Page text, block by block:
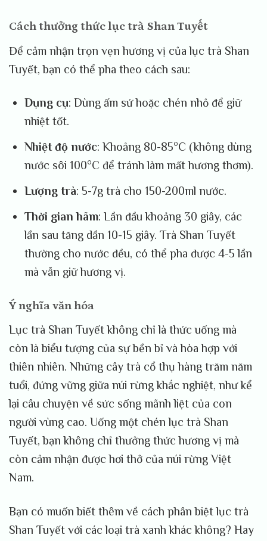
Cách thưởng thức lục trà Shan Tuyết
Để cảm nhận trọn vẹn hương vị của lục trà Shan
Tuyết, bạn có thể pha theo cách sau:
Dụng cụ: Dùng ấm sứ hoặc chén nhỏ để giữ
nhiệt tốt.
Nhiệt độ nước: Khoảng 80-85°C (không dùng
nước sôi 100°C để tránh làm mất hương thơm).
Lượng trà: 5-7g trà cho 150-200ml nước.
Thời gian hãm: Lần đầu khoảng 30 giây, các
lần sau tăng dần 10-15 giây. Trà Shan Tuyết
thường cho nước đều, có thể pha được 4-5 lần
mà vẫn giữ hương vị.
Ý nghĩa văn hóa
Lục trà Shan Tuyết không chỉ là thức uống mà
còn là biểu tượng của sự bền bỉ và hòa hợp với
thiên nhiên. Những cây trà cổ thụ hàng trăm năm
tuổi, đứng vững giữa núi rừng khắc nghiệt, như kể
lại câu chuyện về sức sống mãnh liệt của con
người vùng cao. Uống một chén lục trà Shan
Tuyết, bạn không chỉ thưởng thức hương vị mà
còn cảm nhận được hơi thở của núi rừng Việt
Nam.
Bạn có muốn biết thêm về cách phân biệt lục trà
Shan Tuyết với các loại trà xanh khác không? Hay